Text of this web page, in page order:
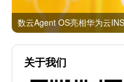
关于我们